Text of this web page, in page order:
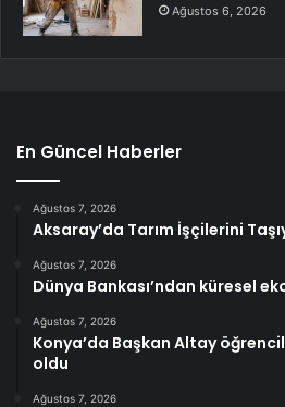
Ağustos 6, 2026
En Güncel Haberler
Ağustos 7, 2026
Aksaray’da Tarım İşçilerini
Ağustos 7, 2026
Dünya Bankası’ndan küresel
Ağustos 7, 2026
Konya’da Başkan Altay
oldu
Ağustos 7, 2026